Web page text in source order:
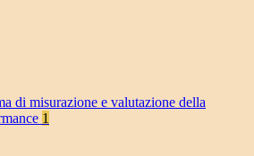
di misurazione e valutazione della
1